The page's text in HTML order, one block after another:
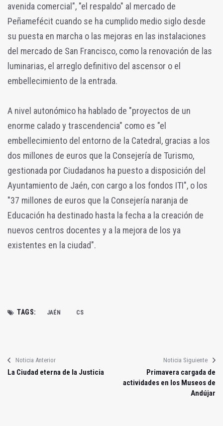
avenida comercial", "el respaldo" al mercado de
Peñamefécit cuando se ha cumplido medio siglo desde
su puesta en marcha o las mejoras en las instalaciones
del mercado de San Francisco, como la renovación de las
luminarias, el arreglo definitivo del ascensor o el
embellecimiento de la entrada.
A nivel autonómico ha hablado de "proyectos de un
enorme calado y trascendencia" como es "el
embellecimiento del entorno de la Catedral, gracias a los
dos millones de euros que la Consejería de Turismo,
gestionada por Ciudadanos ha puesto a disposición del
Ayuntamiento de Jaén, con cargo a los fondos ITI", o los
"37 millones de euros que la Consejería naranja de
Educación ha destinado hasta la fecha a la creación de
nuevos centros docentes y a la mejora de los ya
existentes en la ciudad".
TAGS: JAÉN CS
Noticia Anterior
La Ciudad eterna de la Justicia
Noticia Siguiente
Primavera cargada de
actividades en los Museos de
Andújar